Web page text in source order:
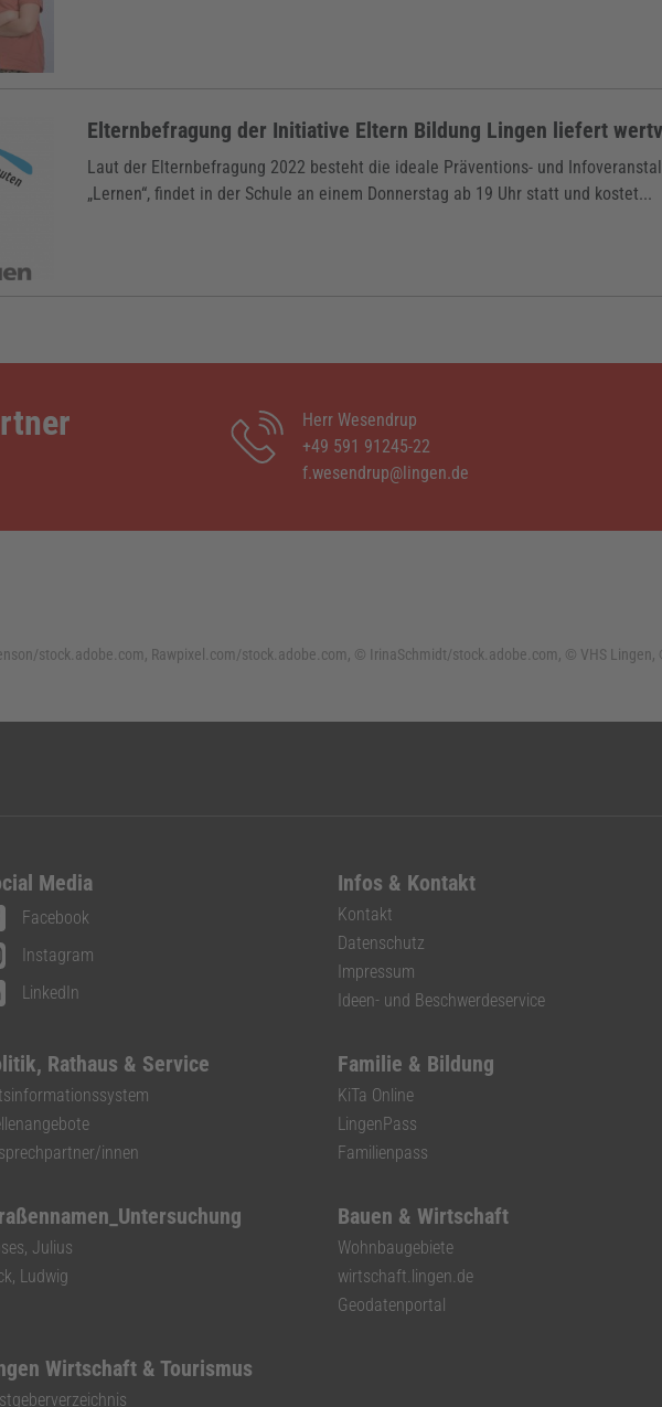
Elternbefragung der Initiative Eltern Bildung Lingen liefert
Laut der Elternbefragung 2022 besteht die ideale Präventions- und
„Lernen“, findet in der Schule an einem Donnerstag ab 19 Uhr statt und kostet...
Herr Wesendrup
+49 591 91245-22
f.wesendrup@lingen.de
stock.adobe.com, Rawpixel.com/stock.adobe.com, © IrinaSchmidt/stock.adobe.com, © VHS
Media
Facebook
Instagram
LinkedIn
Infos & Kontakt
Kontakt
Datenschutz
Impressum
Ideen- und Beschwerdeservice
Rathaus & Service
innen
Familie & Bildung
KiTa Online
LingenPass
Familienpass
Julius
Ludwig
Bauen & Wirtschaft
Wohnbaugebiete
wirtschaft.lingen.de
Geodatenportal
Wirtschaft & Tourismus